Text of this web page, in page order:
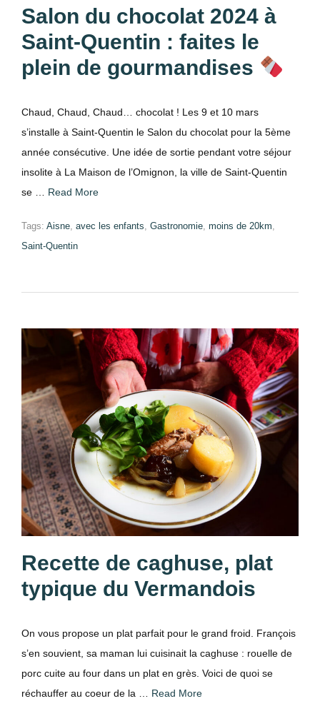
Salon du chocolat 2024 à
Saint-Quentin : faites le
plein de gourmandises
Chaud, Chaud, Chaud… chocolat ! Les 9 et 10 mars
s’installe à Saint-Quentin le Salon du chocolat pour la 5ème
année consécutive. Une idée de sortie pendant votre séjour
insolite à La Maison de l’Omignon, la ville de Saint-Quentin
se … Read More
Tags: Aisne, avec les enfants, Gastronomie, moins de 20km,
Saint-Quentin
Recette de caghuse, plat
typique du Vermandois
On vous propose un plat parfait pour le grand froid. François
s’en souvient, sa maman lui cuisinait la caghuse : rouelle de
porc cuite au four dans un plat en grès. Voici de quoi se
réchauffer au coeur de la … Read More